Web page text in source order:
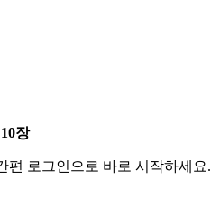
장
편 로그인으로 바로 시작하세요.